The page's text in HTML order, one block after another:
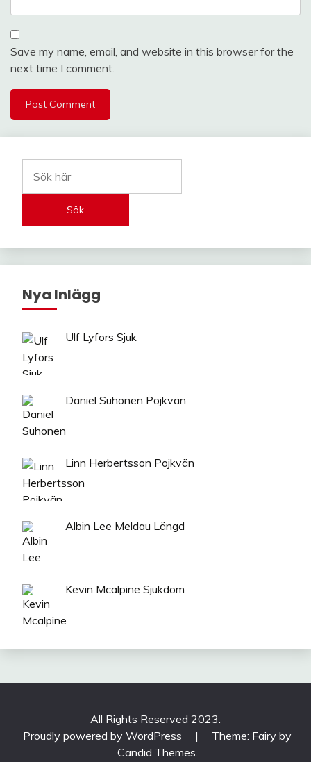
Save my name, email, and website in this browser for the
next time I comment.
Sök
Nya Inlägg
Ulf Lyfors Sjuk
Daniel Suhonen Pojkvän
Linn Herbertsson Pojkvän
Albin Lee Meldau Längd
Kevin Mcalpine Sjukdom
All Rights Reserved 2023.
Proudly powered by WordPress
|
Theme: Fairy by
Candid Themes